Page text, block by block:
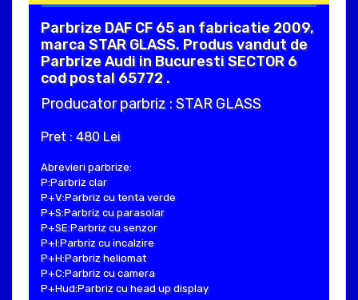
Parbrize DAF CF 65 an fabricatie 2009,
marca STAR GLASS. Produs vandut de
Parbrize Audi in Bucuresti SECTOR 6
cod postal 65772 .
Producator parbriz : STAR GLASS
Pret : 480 Lei
Abrevieri parbrize:
P:Parbriz clar
P+V:Parbriz cu tenta verde
P+S:Parbriz cu parasolar
P+SE:Parbriz cu senzor
P+I:Parbriz cu incalzire
P+H:Parbriz heliomat
P+C:Parbriz cu camera
P+Hud:Parbriz cu head up display